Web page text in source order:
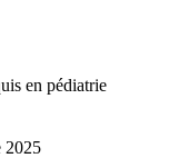
en pédiatrie
2025